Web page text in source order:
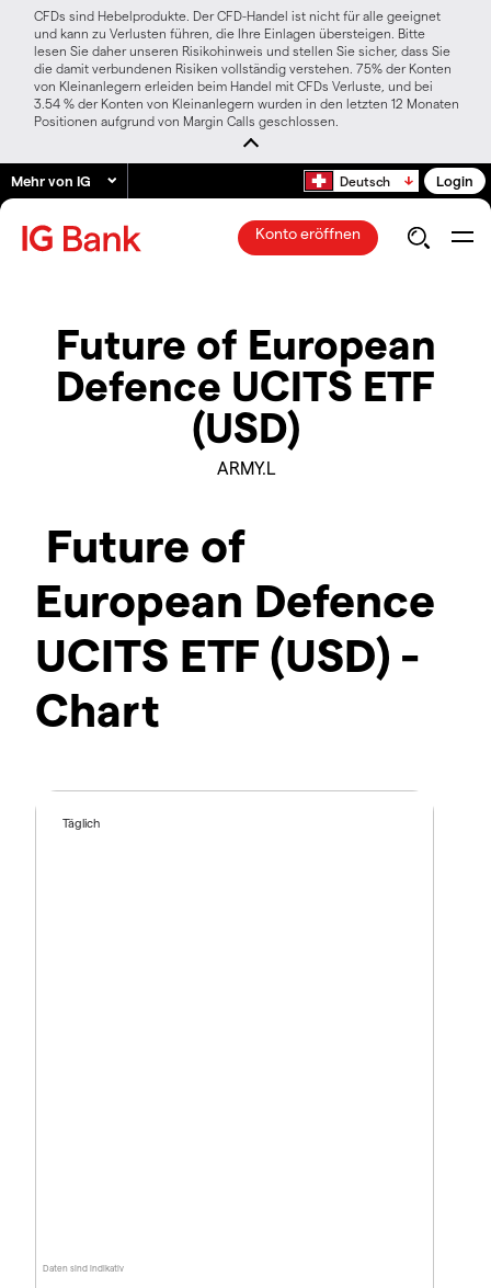
CFDs sind Hebelprodukte. Der CFD-Handel ist nicht für alle geeignet
und kann zu Verlusten führen, die Ihre Einlagen übersteigen. Bitte
lesen Sie daher unseren Risikohinweis und stellen Sie sicher, dass Sie
die damit verbundenen Risiken vollständig verstehen. 75% der Konten
von Kleinanlegern erleiden beim Handel mit CFDs Verluste, und bei
3.54 % der Konten von Kleinanlegern wurden in den letzten 12 Monaten
Positionen aufgrund von Margin Calls geschlossen.
Mehr von IG Deutsch Login
Konto eröffnen
Future of European
Defence UCITS ETF
(USD)
ARMY.L
Future of
European Defence
UCITS ETF (USD) -
Chart
Daten sind indikativ
Täglich